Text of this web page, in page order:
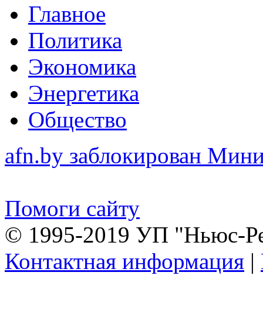
Главное
Политика
Экономика
Энергетика
Общество
afn.by заблокирован
Помоги сайту
© 1995-2019 УП "Ньюс-
Контактная информация |